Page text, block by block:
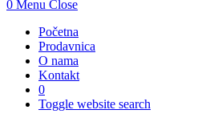
0 Menu Close
Početna
Prodavnica
O nama
Kontakt
0
Toggle website search